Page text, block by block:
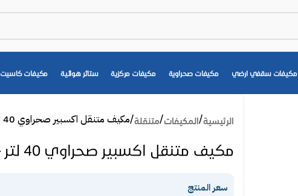
مكيفات سقفي ارضي مكيفات صحراوية مكيفات مركزية ستائر هوائية مكيفات كاسيت
الرئيسية المكيفات متنقلة مكيف متنقل اكسبير صحراوي 40 لتر – أبيض Xpac-40lw
مكيف متنقل اكسبير صحراوي 40 لتر – أبيض Xpac-40lw
سعر المنتج